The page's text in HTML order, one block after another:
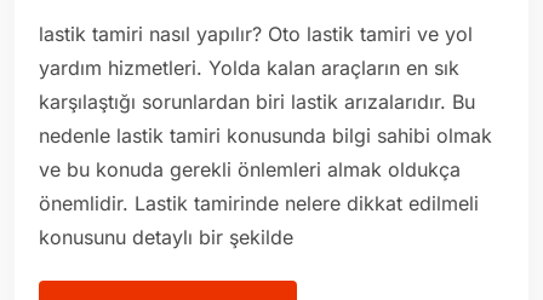
lastik tamiri nasıl yapılır? Oto lastik tamiri ve yol
yardım hizmetleri. Yolda kalan araçların en sık
karşılaştığı sorunlardan biri lastik arızalarıdır. Bu
nedenle lastik tamiri konusunda bilgi sahibi olmak
ve bu konuda gerekli önlemleri almak oldukça
önemlidir. Lastik tamirinde nelere dikkat edilmeli
konusunu detaylı bir şekilde